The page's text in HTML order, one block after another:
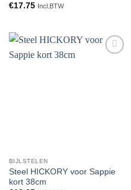
€17.75 Incl.BTW
BIJLSTELEN
Steel HICKORY voor Sappie
kort 38cm